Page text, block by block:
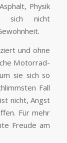
Physik
sich nicht
und ohne
Motorrad-
sie sich so
Fall
nicht, Angst
Für mehr
Freude am